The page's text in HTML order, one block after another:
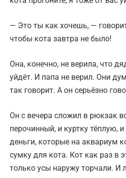
— Это ты как хочешь, —
чтобы кота завтра не было!
Она, конечно, не верила, что
уйдёт. И папа не верил. Они
так говорит. А он серьёзно
Он с вечера сложил в рюкзак
перочинный, и куртку тёплую,
деньги, которые на аквариум
сумку для кота. Кот как раз в
только усы наружу торчали. И